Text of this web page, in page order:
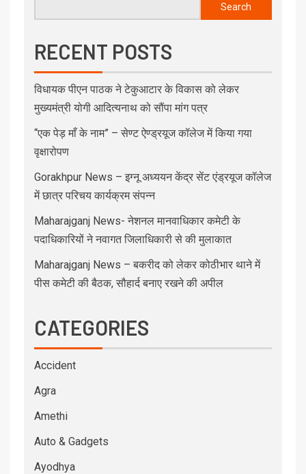
Search
RECENT POSTS
विधायक पीएन पाठक ने टेकुआटार के विकास को लेकर
मुख्यमंत्री योगी आदित्यनाथ को सौंपा मांग पत्र
“एक पेड़ माँ के नाम” – सेण्ट ऐण्ड्रयूज कॉलेज में किया गया
वृक्षारोपण
Gorakhpur News – इग्नू अध्ययन केंद्र सेंट एंड्रयूज कॉलेज
में छात्र परिचय कार्यक्रम संपन्न
Maharajganj News- नेशनल मानवाधिकार कमेटी के
पदाधिकारियों ने नवागत जिलाधिकारी से की मुलाकात
Maharajganj News – बकरीद को लेकर कोठीभार थाने में
पीस कमेटी की बैठक, सौहार्द बनाए रखने की अपील
CATEGORIES
Accident
Agra
Amethi
Auto & Gadgets
Ayodhya